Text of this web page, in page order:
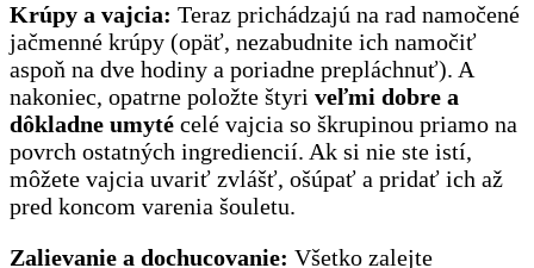
Krúpy a vajcia: Teraz prichádzajú na rad namočené
jačmenné krúpy (opäť, nezabudnite ich namočiť
aspoň na dve hodiny a poriadne prepláchnuť). A
nakoniec, opatrne položte štyri veľmi dobre a
dôkladne umyté celé vajcia so škrupinou priamo na
povrch ostatných ingrediencií. Ak si nie ste istí,
môžete vajcia uvariť zvlášť, ošúpať a pridať ich až
pred koncom varenia šouletu.
Zalievanie a dochucovanie: Všetko zalejte